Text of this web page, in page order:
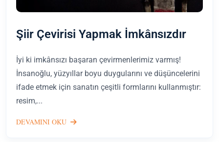
Şiir Çevirisi Yapmak İmkânsızdır
İyi ki imkânsızı başaran çevirmenlerimiz varmış!
İnsanoğlu, yüzyıllar boyu duygularını ve düşüncelerini
ifade etmek için sanatın çeşitli formlarını kullanmıştır:
resim,...
DEVAMINI OKU